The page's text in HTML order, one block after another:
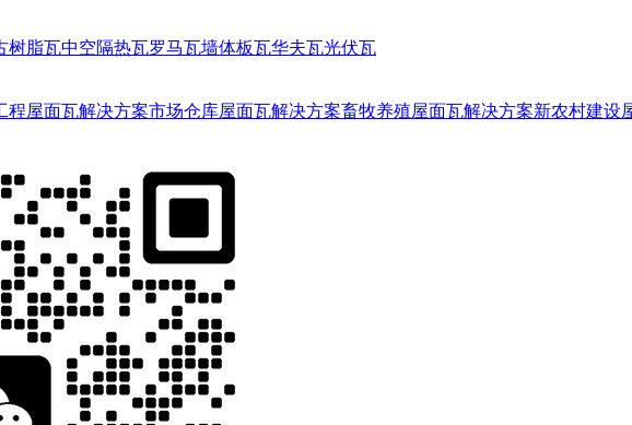
树脂瓦中空隔热瓦罗马瓦墙体板瓦华夫瓦光伏瓦
程屋面瓦解决方案市场仓库屋面瓦解决方案畜牧养殖屋面瓦解决方案新农村建设